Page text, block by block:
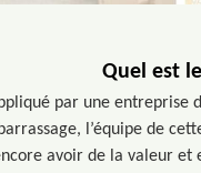
Quel est
par une entreprise
l’équipe de
avoir de la valeur